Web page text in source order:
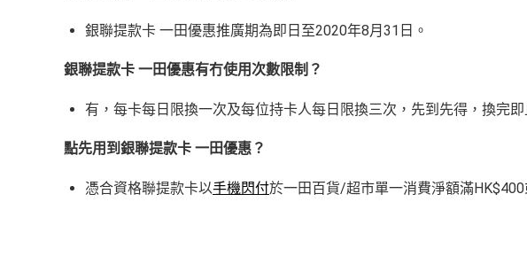
銀聯提款卡 一田優惠推廣期為即日至2020年8月31日。
銀聯提款卡 一田優惠有冇使用次數限制？
有，每卡每日限換一次及每位持卡人每日限換三次，先到先得，換完即
點先用到銀聯提款卡 一田優惠？
憑合資格聯提款卡以手機閃付於一田百貨/超市單一消費淨額滿